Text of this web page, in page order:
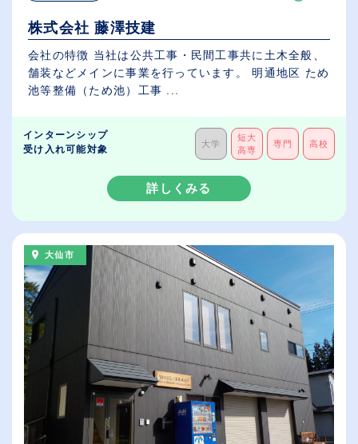
株式会社 藤澤技建
会社の特徴 当社は公共工事・民間工事共に土木全般、
舗装などメインに事業を行っています。 明通地区 ため
インターンシップ
受け入れ可能対象
大学
短大
高専
専門 高校
詳しくみる
大仙市